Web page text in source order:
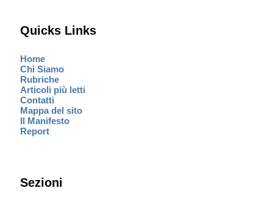
Quicks Links
Home
Chi Siamo
Rubriche
Articoli più letti
Contatti
Mappa del sito
Il Manifesto
Report
Sezioni